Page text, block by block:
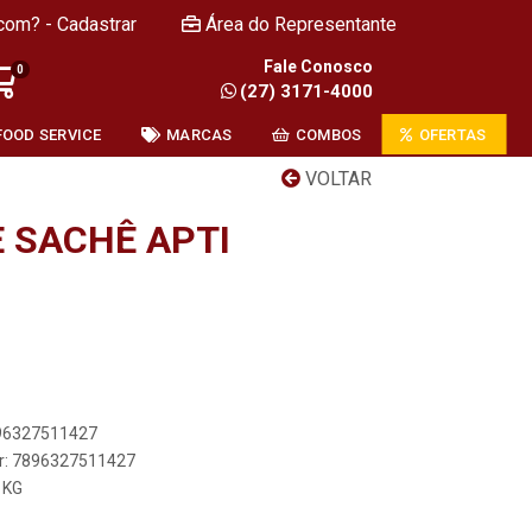
- Cadastrar Área do Representante
0 Fale Conosco
(27) 3171-4000
SERVICE MARCAS COMBOS OFERTAS
VOLTAR
SACHÊ APTI
7896327511427